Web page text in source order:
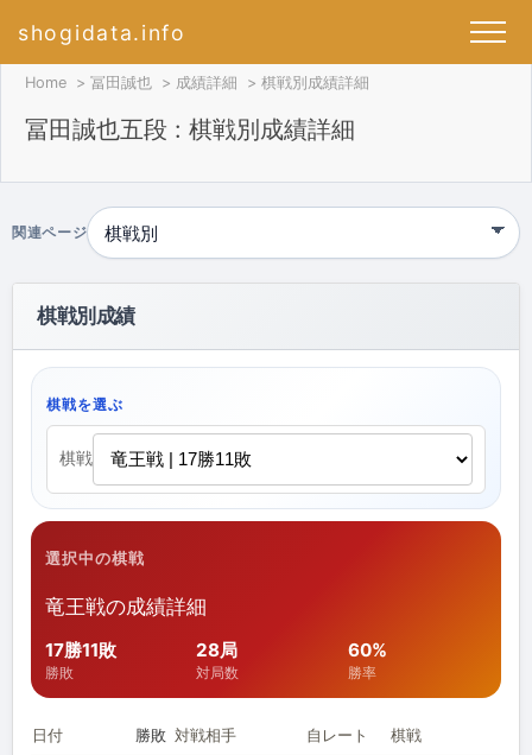
shogidata.info
Home 冨田誠也 成績詳細 棋戦別成績詳細
冨田誠也五段 : 棋戦別成績詳細
関連ページ
棋戦別成績
棋戦を選ぶ
棋戦
選択中の棋戦
竜王戦の成績詳細
17勝11敗
勝敗
28局
対局数
60%
勝率
日付 勝敗 対戦相手 自レート 棋戦